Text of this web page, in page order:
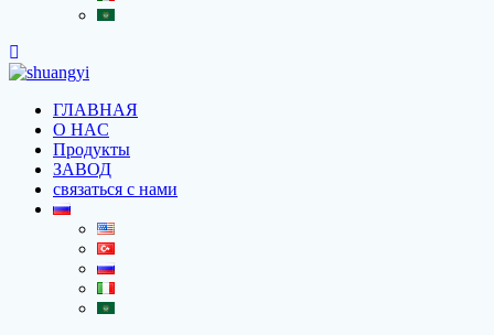
ГЛАВНАЯ
O HAC
Продукты
ЗАВОД
связаться с нами